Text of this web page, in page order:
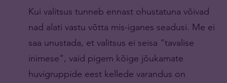
Kui valitsus tunneb ennast ohustatuna võivad
nad alati vastu võtta mis-iganes seadusi. Me ei
saa unustada, et valitsus ei seisa “tavalise
inimese”, vaid pigem kõige jõukamate
huvigruppide eest kellede varandus on